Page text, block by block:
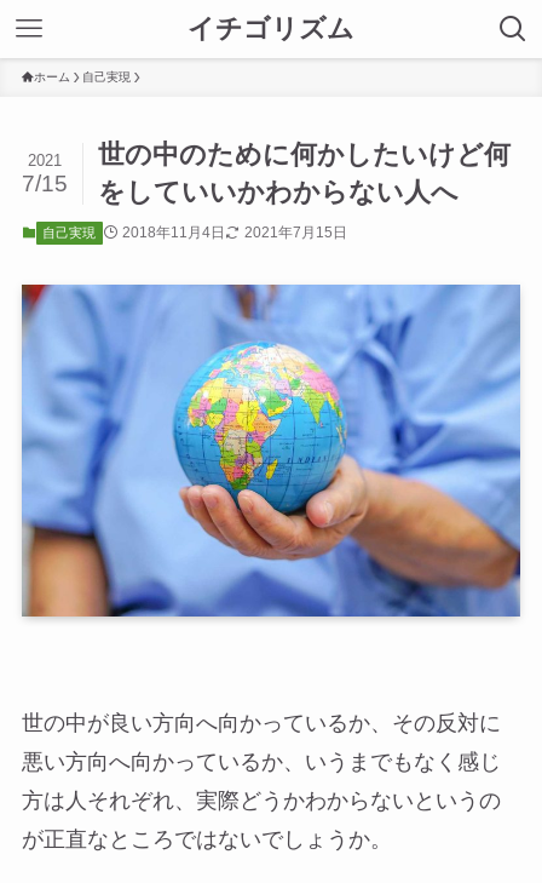
イチゴリズム
ホーム 自己実現
世の中のために何かしたいけど何
をしていいかわからない人へ
2021
7/15
自己実現 2018年11月4日 2021年7月15日
世の中が良い方向へ向かっているか、その反対に
悪い方向へ向かっているか、いうまでもなく感じ
方は人それぞれ、実際どうかわからないというの
が正直なところではないでしょうか。